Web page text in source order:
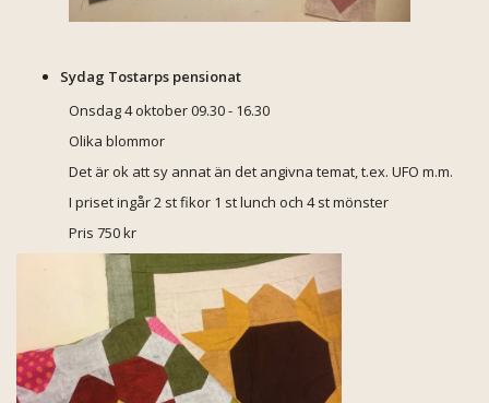
Sydag Tostarps pensionat
Onsdag 4 oktober 09.30 - 16.30
Olika blommor
Det är ok att sy annat än det angivna temat, t.ex. UFO m.m.
I priset ingår 2 st fikor 1 st lunch och 4 st mönster
Pris 750 kr